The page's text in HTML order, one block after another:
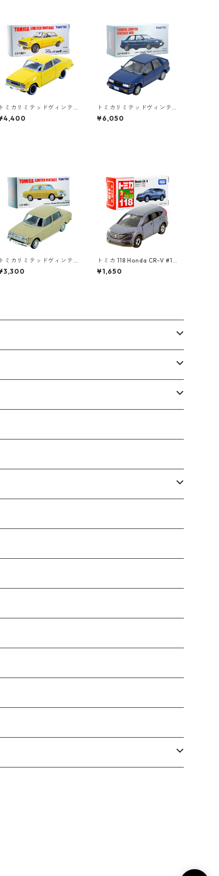
ミカリミテッドヴィンテ
ジ LV-136a いすゞ ベレッ
1600 GT 69年式 #36271
トミカリミテッドヴィンテ
ージネオ LV-N43b いすゞ
ジェミニ ZZ ハンドリング
¥6,050
ミカリミテッドヴィンテ
ジ LV-64b トヨペット コ
ナ 1500 デラックス #102
トミカ 118 Honda CR-V #10
439028
¥1,650